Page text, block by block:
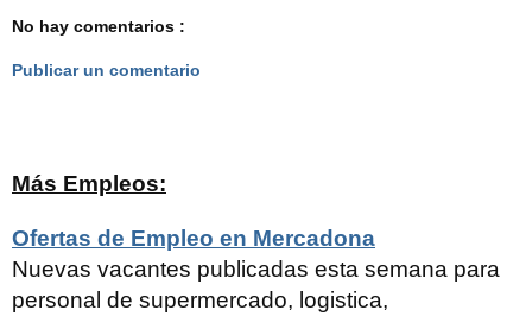
No hay comentarios :
Publicar un comentario
Más Empleos:
Ofertas de Empleo en Mercadona
Nuevas vacantes publicadas esta semana para
personal de supermercado, logistica,